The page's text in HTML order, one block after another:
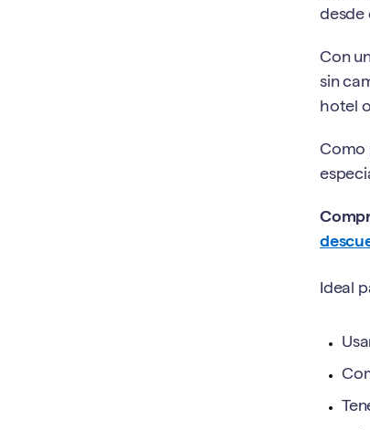
desde
Con
sin
hotel
Como
Ideal